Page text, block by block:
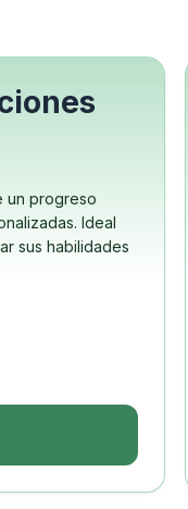
un progreso
Ideal
sus habilidades